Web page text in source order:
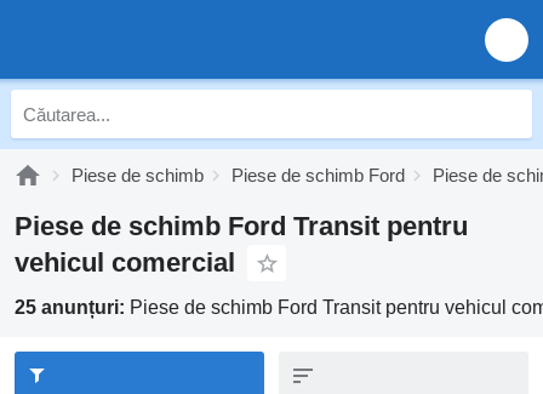
Piese de schimb Piese de schimb Ford Piese de
Piese de schimb Ford Transit pentru
vehicul comercial
25 anunțuri: Piese de schimb Ford Transit pentru vehicul